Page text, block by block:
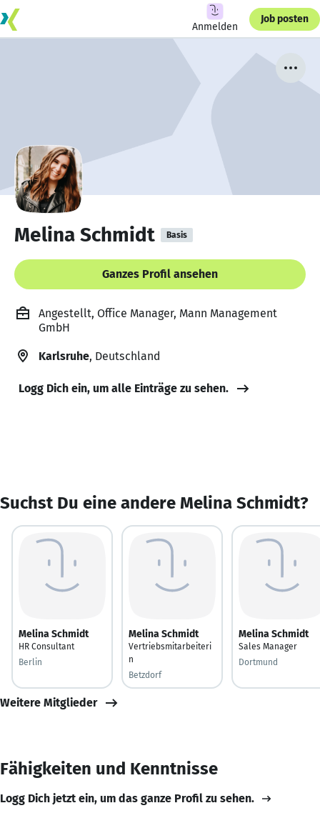
Anmelden
Job posten
Melina Schmidt Basis
Ganzes Profil ansehen
Angestellt, Office Manager, Mann Management
GmbH
Karlsruhe, Deutschland
Logg Dich ein, um alle Einträge zu sehen.
Suchst Du eine andere Melina Schmidt?
Melina Schmidt
HR Consultant
Berlin
Melina Schmidt
Vertriebsmitarbeiteri
n
Betzdorf
Melina Schmidt
Sales Manager
Dortmund
Weitere Mitglieder
Fähigkeiten und Kenntnisse
Logg Dich jetzt ein, um das ganze Profil zu sehen.